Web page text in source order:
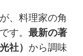
、料理家の角
です。 最新の著
社） から調味